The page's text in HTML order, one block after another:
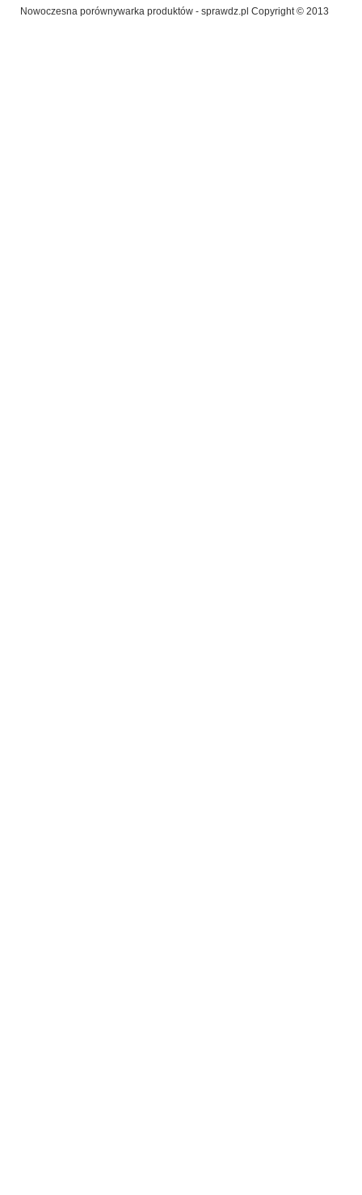
Nowoczesna porównywarka produktów - sprawdz.pl Copyright © 2013